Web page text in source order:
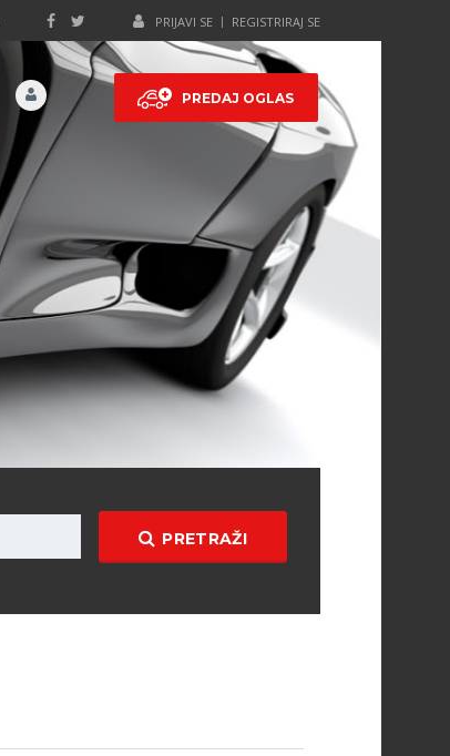
PRIJAVI SE REGISTRIRAJ SE
PREDAJ OGLAS
PRETRAŽI